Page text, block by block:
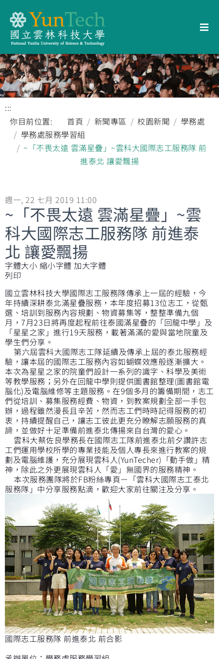
:::
你目前位置:
首頁 新聞專區 校園新聞
學務處
學務處服務學習組
~「不畏太遠 雲滿星疊」~雲科大國際志工服務隊 前
進泰北 讓愛飄揚
週一, 22 七月 2019 11:00
~「不畏太遠 雲滿星疊」~雲
科大國際志工服務隊 前進泰
北 讓愛飄揚
字體大小 縮小字體 加大字體
列印
國立雲林科技大學國際志工服務隊傳承上一屆的經驗，今
年持續深耕泰北滿星疊服務，本年度招募13位志工，從甄
選、培訓到服務內容規劃、物資募集等，整整準備九個
月，7月23日將再度起程前往泰國滿星疊的「回龍中學」及
「星星之家」進行19天服務，載著滿滿的愛與當地院童及
學生們分享。
第六屆雲科大國際志工隊延續及傳承上屆的泰北服務經
驗，讓本屆的國際志工服務內容如蝴蝶效應般逐漸擴大。
本次為星星之家的院童們設計一系列的識字、科學及美術
等教學服務；另外在回龍中學則提供圖書館整理(圖書館電
腦化)及電腦維修等主題服務。在9個多月的籌備期間，志工
們從培訓、募集服務經費、物資，到教案規劃全部一手包
辦，過程雖然漫長且辛苦，然而志工們時時記得服務的初
衷，持續提醒自己，讓志工彼此更充分瞭解志願服務的真
諦，並做好十足準備前進泰北傳揚來自台灣的愛心。
雲科大蔡佐良學務長在國際志工隊前進泰北前夕讚許志
工們運用學校所學的專業技能及個人專長來進行教案的規
劃及電腦維護，充分展現雲科人(YunTecher)「動手做」精
神，除此之外更展現雲科人「愛」無國界的服務精神。
本次服務團隊將於FB粉絲專頁－「雲科大國際志工泰北
服務隊」中分享服務點滴，歡迎大家前往關注及分享。
國際志工服務隊 前進泰北 前合影